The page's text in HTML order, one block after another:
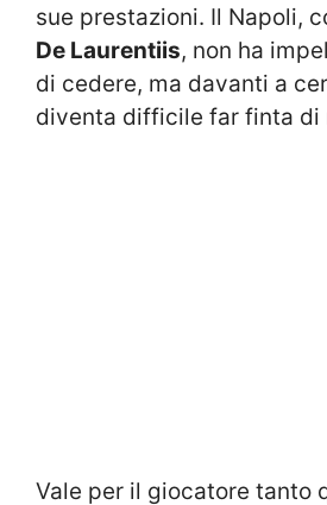
sue prestazioni. Il Napoli,
De Laurentiis, non ha
di cedere, ma davanti a
diventa difficile far finta di
Vale per il giocatore tanto